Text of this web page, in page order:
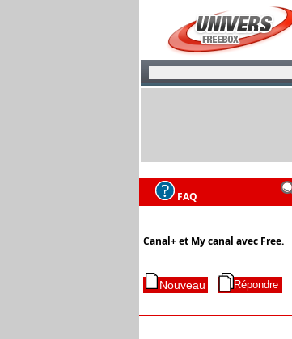
FAQ
Canal+ et My canal avec Free.